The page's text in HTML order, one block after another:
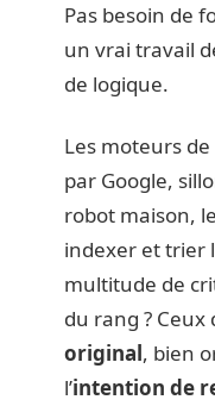
Pas besoin de
un vrai travail
de logique.
Les moteurs
par Google,
robot maison, le
indexer et trier
multitude de
du rang ?
original, bien
l’intention de